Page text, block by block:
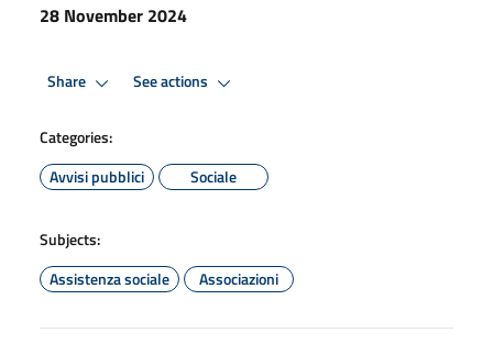
28 November 2024
Share See actions
Categories:
Avvisi pubblici
Sociale
Subjects:
Assistenza sociale
Associazioni